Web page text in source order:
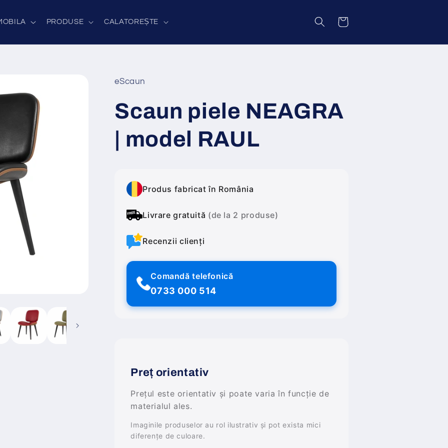
PRODUSE CALATOREȘTE Coș
eScaun
Scaun piele NEAGRA
| model RAUL
Produs fabricat în România
Livrare gratuită (de la 2 produse)
Recenzii clienți
Comandă telefonică
0733 000 514
Preț orientativ
Prețul este orientativ și poate varia în funcție de
materialul ales.
Imaginile produselor au rol ilustrativ și pot exista mici
diferențe de culoare.